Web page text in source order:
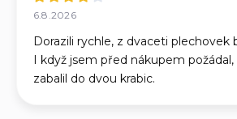
6.8.2026
Dorazili rychle, z dvaceti plechovek
I když jsem před nákupem
zabalil do dvou krabic.